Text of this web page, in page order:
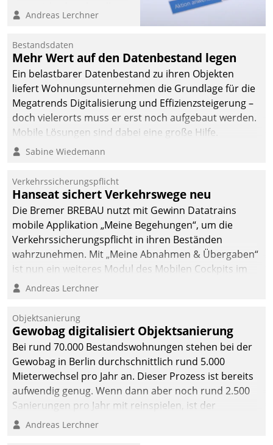
Cockpit für mobile
Datatrain. Die meravis
Wohnungsbau- und
Immobilien GmbH hat
sich dabei für den Betrieb
der Lösung über die SAP
Cloud Platform
entschieden - als erstes
Unternehmen am
Andreas Lerchner
Bestandsdaten
Mehr Wert auf den Datenbestand legen
Ein belastbarer Datenbestand zu ihren Objekten
liefert Wohnungsunternehmen die Grundlage für die
Megatrends Digitalisierung und Effizienzsteigerung –
doch vielerorts muss er erst noch aufgebaut werden.
Mobile Lösungen sind dabei eine große Hilfe.
Sabine Wiedemann
Verkehrssicherungspflicht
Hanseat sichert Verkehrswege neu
Die Bremer BREBAU nutzt mit Gewinn Datatrains
mobile Applikation „Meine Begehungen“, um die
Verkehrssicherungspflicht in ihren Beständen
wahrzunehmen. Mit „Meine Abnahmen & Übergaben“
ist nun ein weiteres Modul des Mobilen Cockpits im
Einsatz.
Andreas Lerchner
Objektsanierung
Gewobag digitalisiert Objektsanierung
Bei rund 70.000 Bestandswohnungen stehen bei der
Gewobag in Berlin durchschnittlich rund 5.000
Mieterwechsel pro Jahr an. Dieser Prozess ist bereits
aufwendig genug. Wenn dann aber noch rund 2.500
Sanierungen pro Jahr mit reinspielen, ist der
Betreuungs- und Organisationsaufwand immens. Im
Andreas Lerchner